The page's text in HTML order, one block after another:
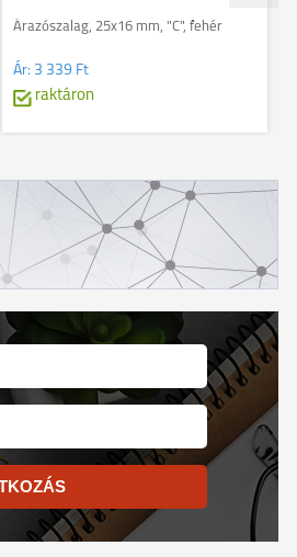
Árazószalag, 25x16 mm, "C", fehér
Ár: 3 339 Ft
raktáron